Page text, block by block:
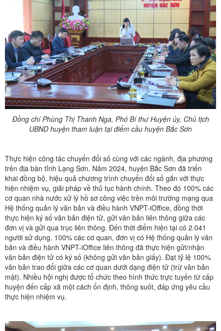
Đồng chí Phùng Thị Thanh Nga, Phó Bí thư Huyện ủy, Chủ tịch
UBND huyện tham luận tại điểm cầu huyện Bắc Sơn
Thực hiện công tác chuyển đổi số cùng với các ngành, địa phương
trên địa bàn tỉnh Lạng Sơn. Năm 2024, huyện Bắc Sơn đã triển
khai đồng bộ, hiệu quả chương trình chuyển đổi số gắn với thực
hiện nhiệm vụ, giải pháp về thủ tục hành chính. Theo đó 100% các
cơ quan nhà nước xử lý hồ sơ công việc trên môi trường mạng qua
Hệ thống quản lý văn bản và điều hành VNPT-iOffice, đồng thời
thực hiện ký số văn bản điện tử, gửi văn bản liên thông giữa các
đơn vị và gửi qua trục liên thông. Đến thời điểm hiện tại có 2.041
người sử dụng. 100% các cơ quan, đơn vị có Hệ thống quản lý văn
bản và điều hành VNPT-iOffice liên thông đã thực hiện gửi/nhận
văn bản điện tử có ký số (không gửi văn bản giấy). Đạt tỷ lệ 100%
văn bản trao đổi giữa các cơ quan dưới dạng điện tử (trừ văn bản
mật). Nhiều hội nghị được tổ chức theo hình thức trực tuyến từ cấp
huyện đến cấp xã một cách ổn định, thông suốt, đáp ứng yêu cầu
thực hiện nhiệm vụ.